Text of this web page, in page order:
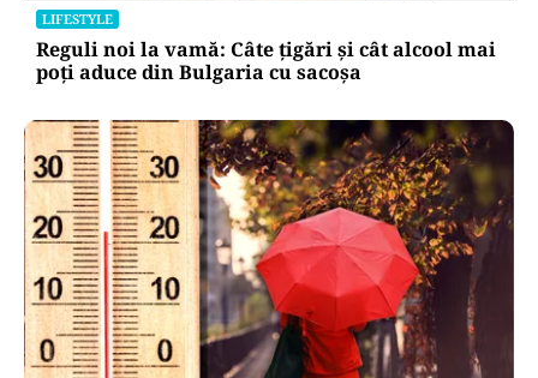
LIFESTYLE
Reguli noi la vamă: Câte țigări și cât alcool mai
poți aduce din Bulgaria cu sacoșa